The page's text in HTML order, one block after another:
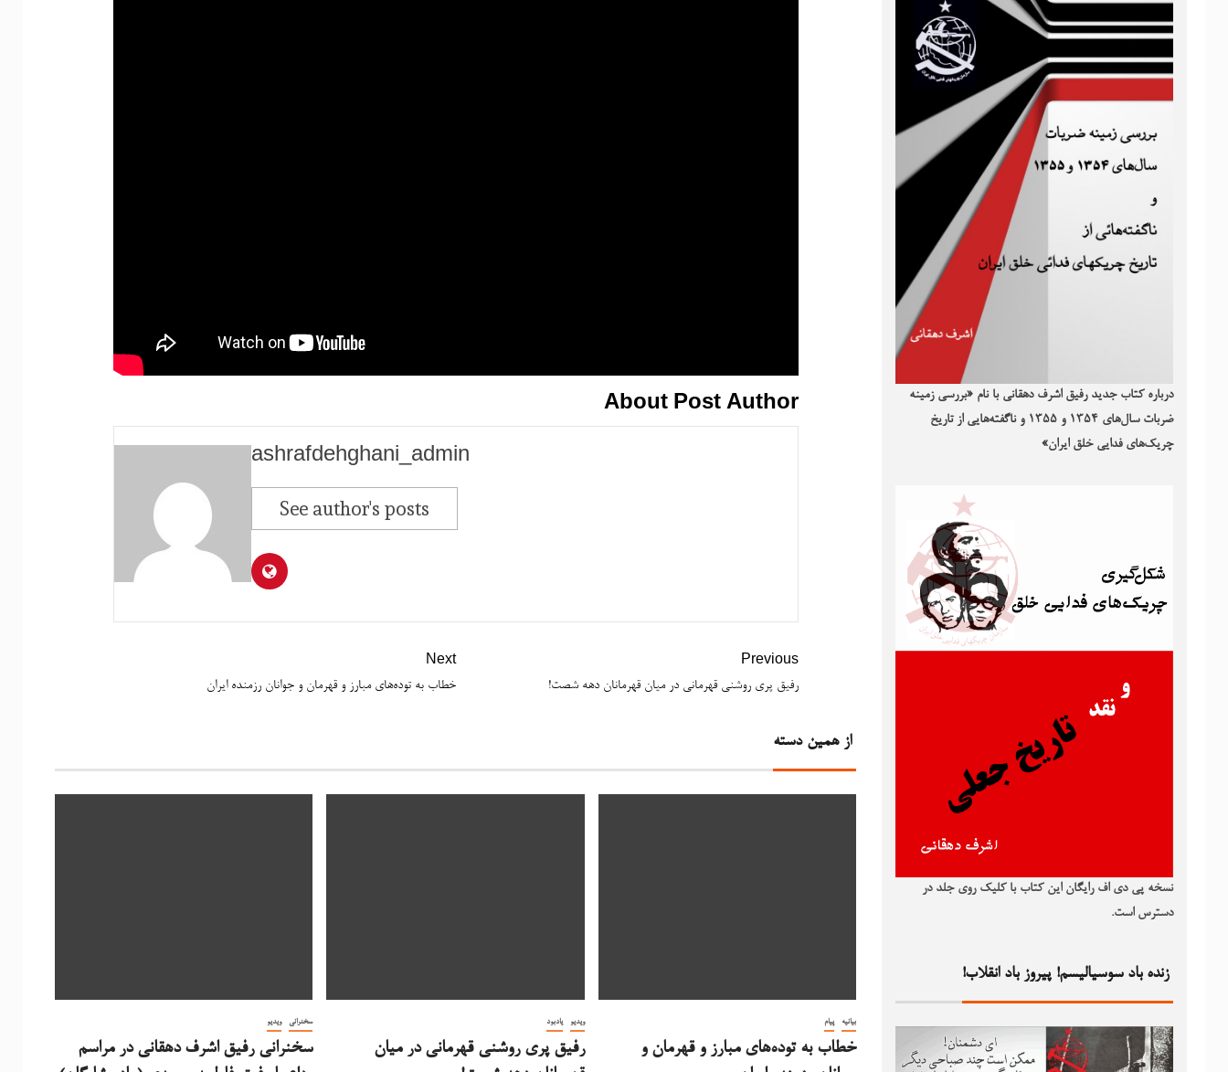
About Post Author
ashrafdehghani_admin
See author's posts
Previous
رفیق پری روشنی قهرمانی در میان قهرمانان دهه شصت!
Next
خطاب به توده‌های مبارز و قهرمان و جوانان رزمنده ایران
از همین دسته
بیانیه پیام
خطاب به توده‌های مبارز و قهرمان و
ویدیو یادبود
رفیق پری روشنی قهرمانی در میان
سخنرانی ویدیو
سخنرانی رفیق اشرف دهقانی در مراسم
درباره کتاب جدید رفیق اشرف دهقانی با نام «بررسی زمینه
ضربات سال‌های ۱۳۵۴ و ۱۳۵۵ و ناگفته‌هایی از تاریخ
چریک‌های فدایی خلق ایران»
نسخه پی دی اف رایگان این کتاب با کلیک روی جلد در
دسترس است.
زنده باد سوسیالیسم! پیروز باد انقلاب!